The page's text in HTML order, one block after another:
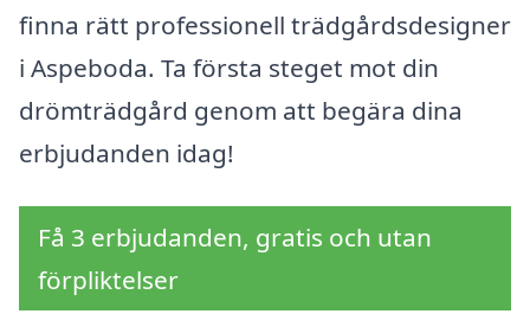
finna rätt professionell trädgårdsdesigner
i Aspeboda. Ta första steget mot din
drömträdgård genom att begära dina
erbjudanden idag!
Få 3 erbjudanden, gratis och utan
förpliktelser